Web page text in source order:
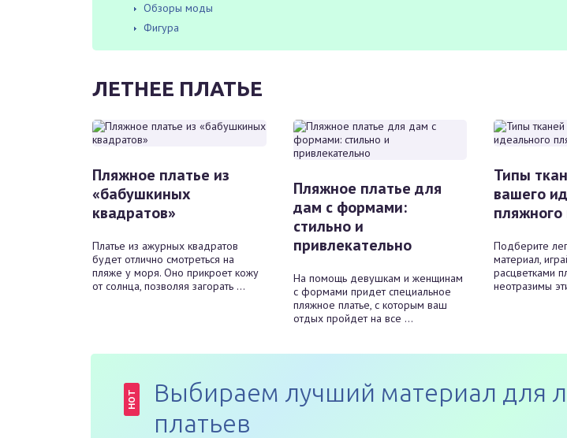
Обзоры моды
Фигура
ЛЕТНЕЕ ПЛАТЬЕ
Пляжное платье из
«бабушкиных
квадратов»
Платье из ажурных квадратов
будет отлично смотреться на
пляже у моря. Оно прикроет кожу
от солнца, позволяя загорать ...
Пляжное платье для
дам с формами:
стильно и
привлекательно
На помощь девушкам и женщинам
с формами придет специальное
пляжное платье, с которым ваш
отдых пройдет на все ...
Типы
вашего
пляжного
Подберите
материал,
расцветками
неотразимы
HOT
Выбираем лучший материал для
платьев